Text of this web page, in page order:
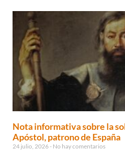
Nota informativa sobre la
Apóstol, patrono de España
24 julio, 2026 No hay comentarios